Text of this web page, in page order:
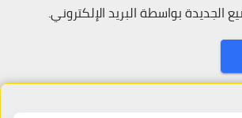
الجديدة بواسطة البريد الإلكتروني.